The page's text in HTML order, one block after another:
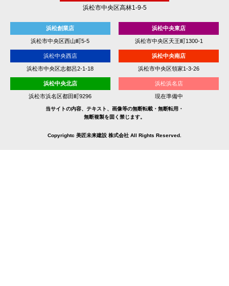
浜松市中央区高林1-9-5
浜松創業店
浜松市中央区西山町5-5
浜松中央東店
浜松市中央区天王町1300-1
浜松中央西店
浜松市中央区志都呂2-1-18
浜松中央南店
浜松市中央区領家1-3-26
浜松中央北店
浜松市浜名区都田町9296
浜松浜名店
現在準備中
当サイトの内容、テキスト、画像等の無断転載・無断転用・
無断複製を固く禁じます。
Copyrightc 美匠未来建設 株式会社 All Rights Reserved.